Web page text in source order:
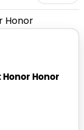
Honor
Honor